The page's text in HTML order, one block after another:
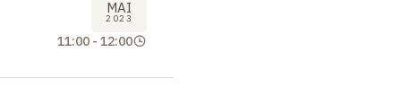
MAI
2023
11:00 - 12:00